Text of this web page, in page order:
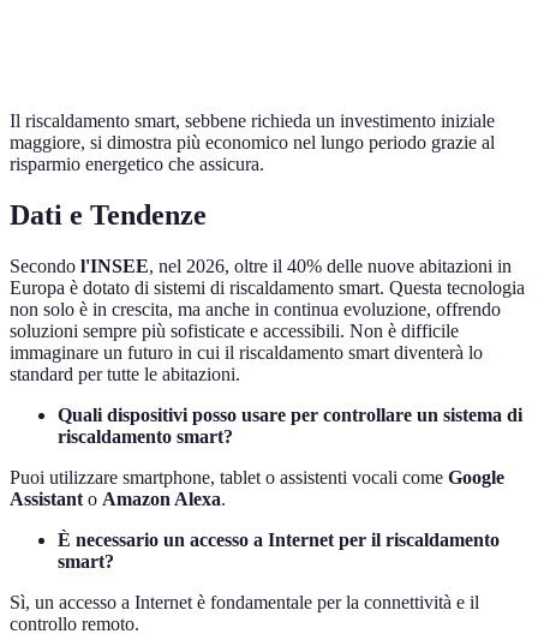
Il riscaldamento smart, sebbene richieda un investimento iniziale
maggiore, si dimostra più economico nel lungo periodo grazie al
risparmio energetico che assicura.
Dati e Tendenze
Secondo l'INSEE, nel 2026, oltre il 40% delle nuove abitazioni in
Europa è dotato di sistemi di riscaldamento smart. Questa tecnologia
non solo è in crescita, ma anche in continua evoluzione, offrendo
soluzioni sempre più sofisticate e accessibili. Non è difficile
immaginare un futuro in cui il riscaldamento smart diventerà lo
standard per tutte le abitazioni.
Quali dispositivi posso usare per controllare un sistema di
riscaldamento smart?
Puoi utilizzare smartphone, tablet o assistenti vocali come Google
Assistant o Amazon Alexa.
È necessario un accesso a Internet per il riscaldamento
smart?
Sì, un accesso a Internet è fondamentale per la connettività e il
controllo remoto.